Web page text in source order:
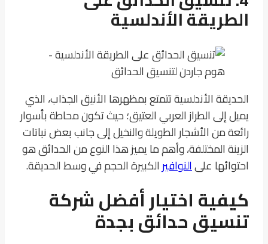
الطريقة الأندلسية
الحديقة الأندلسية تتمتع بمظهرها الأنيق الجذاب، الذي
يميل إلى الطراز العربي العتيق؛ حيث تكون محاطة بأسوار
رائعة من الأشجار الطويلة والنخيل إلى جانب بعض نباتات
الزينة المختلفة، وأهم ما يميز هذا النوع من الحدائق هو
احتوائها علىالنوافيرالكبيرة الحجم في وسط الحديقة.
كيفية اختيار أفضل شركة
تنسيق حدائق بجدة